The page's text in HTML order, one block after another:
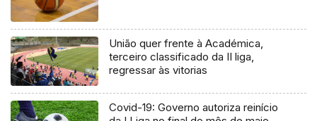
União quer frente à Académica,
terceiro classificado da II liga,
regressar às vitorias
Covid-19: Governo autoriza reinício